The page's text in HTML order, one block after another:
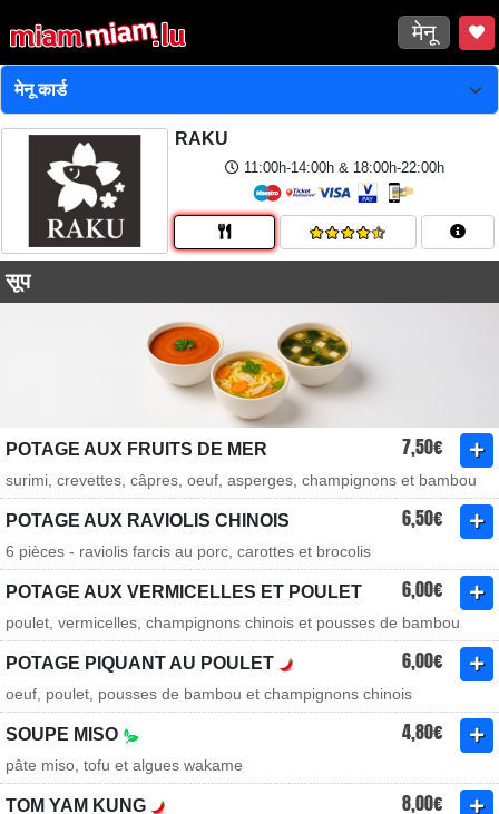
मेनू
RAKU
11:00h-14:00h & 18:00h-22:00h
सूप
POTAGE AUX FRUITS DE MER 7,50€
surimi, crevettes, câpres, oeuf, asperges, champignons et bambou
POTAGE AUX RAVIOLIS CHINOIS 6,50€
6 pièces - raviolis farcis au porc, carottes et brocolis
POTAGE AUX VERMICELLES ET POULET 6,00€
poulet, vermicelles, champignons chinois et pousses de bambou
POTAGE PIQUANT AU POULET 6,00€
oeuf, poulet, pousses de bambou et champignons chinois
SOUPE MISO 4,80€
pâte miso, tofu et algues wakame
TOM YAM KUNG 8,00€